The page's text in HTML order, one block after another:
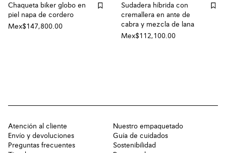
Chaqueta biker globo en
piel napa de cordero
Mex$147,800.00
Sudadera híbrida con
cremallera en ante de
cabra y mezcla de lana
Mex$112,100.00
Atención al cliente
Envío y devoluciones
Preguntas frecuentes
Nuestro empaquetado
Guía de cuidados
Sostenibilidad